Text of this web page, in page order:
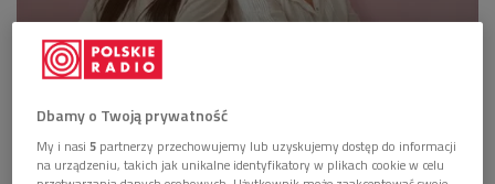
Marta Szarejko rozmawia z psychoterapeutkami i socjolożkami o tym, co nam
powiedziały albo co przemilczały nasze matki i babki w kwestiach miłości,
seksu, rodziny, dzieci, jedzenia, pracy, religii czy pieniędzy Foto:
Dbamy o Twoją prywatność
My i nasi5 partnerzy przechowujemy lub uzyskujemy dostęp do informacji
na urządzeniu, takich jak unikalne identyfikatory w plikach cookie w celu